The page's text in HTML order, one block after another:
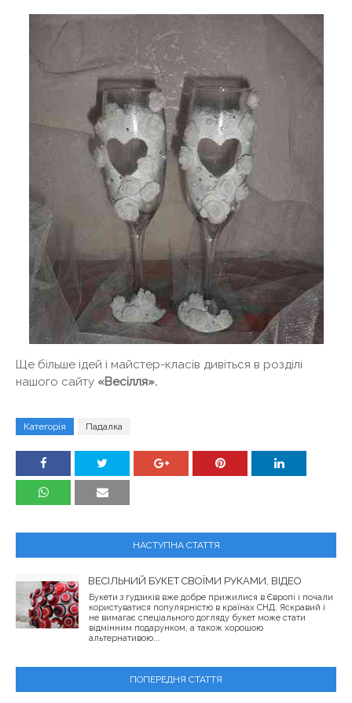
Ще більше ідей і майстер-класів дивіться в розділі
нашого сайту «Весілля».
Категорія Падалка
НАСТУПНА СТАТТЯ
ВЕСІЛЬНИЙ БУКЕТ СВОЇМИ РУКАМИ, ВІДЕО
Букети з гудзиків вже добре прижилися в Європі і почали
користуватися популярністю в країнах СНД. Яскравий і
не вимагає спеціального догляду букет може стати
відмінним подарунком, а також хорошою
альтернативою...
ПОПЕРЕДНЯ СТАТТЯ